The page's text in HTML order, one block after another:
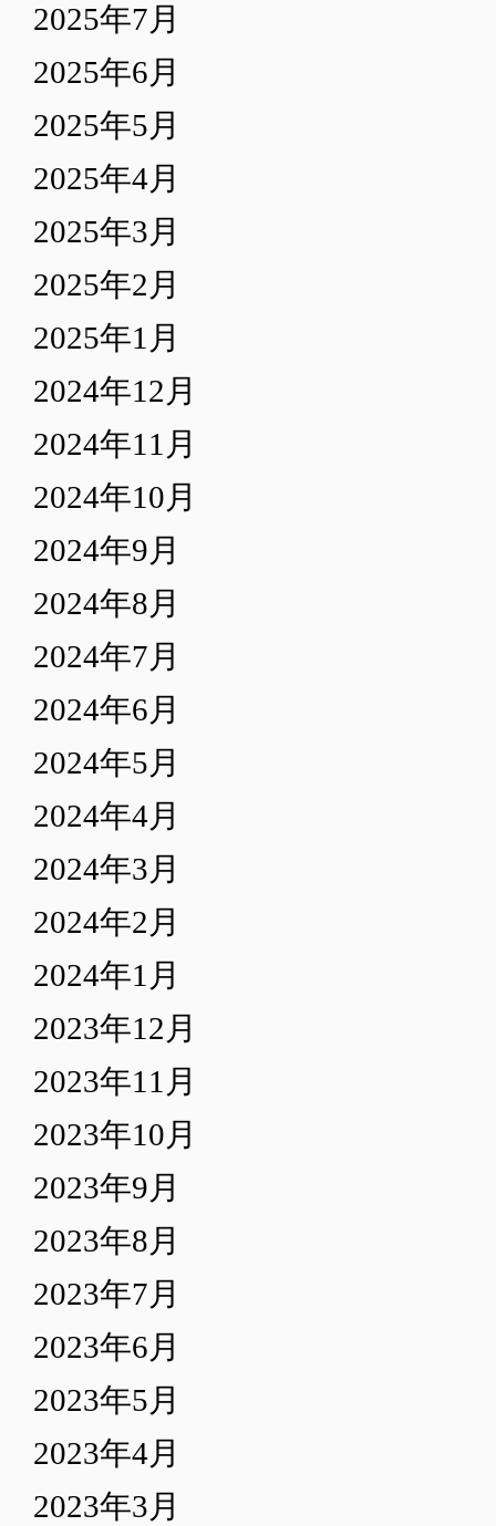
2025年7月
2025年6月
2025年5月
2025年4月
2025年3月
2025年2月
2025年1月
2024年12月
2024年11月
2024年10月
2024年9月
2024年8月
2024年7月
2024年6月
2024年5月
2024年4月
2024年3月
2024年2月
2024年1月
2023年12月
2023年11月
2023年10月
2023年9月
2023年8月
2023年7月
2023年6月
2023年5月
2023年4月
2023年3月